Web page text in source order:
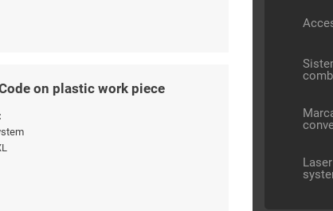
on plastic work piece